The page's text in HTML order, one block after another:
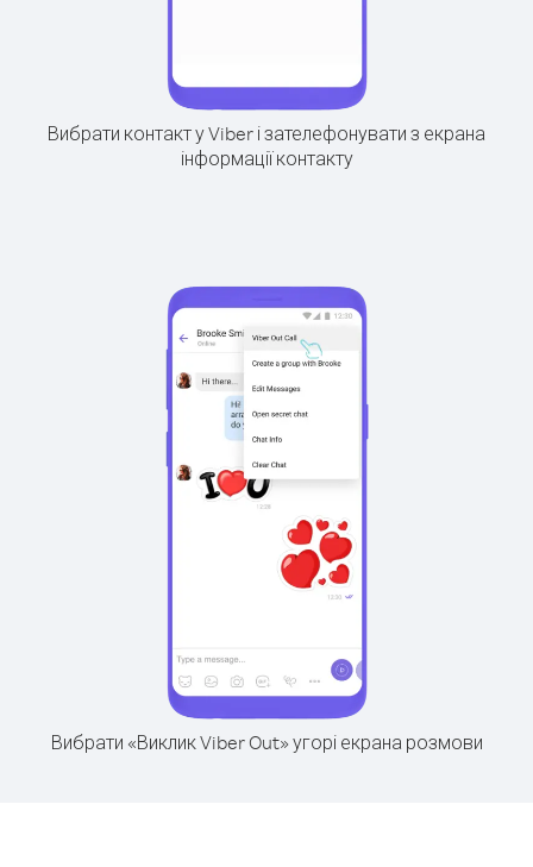
Вибрати контакт у Viber і зателефонувати з екрана
інформації контакту
Вибрати «Виклик Viber Out» угорі екрана розмови